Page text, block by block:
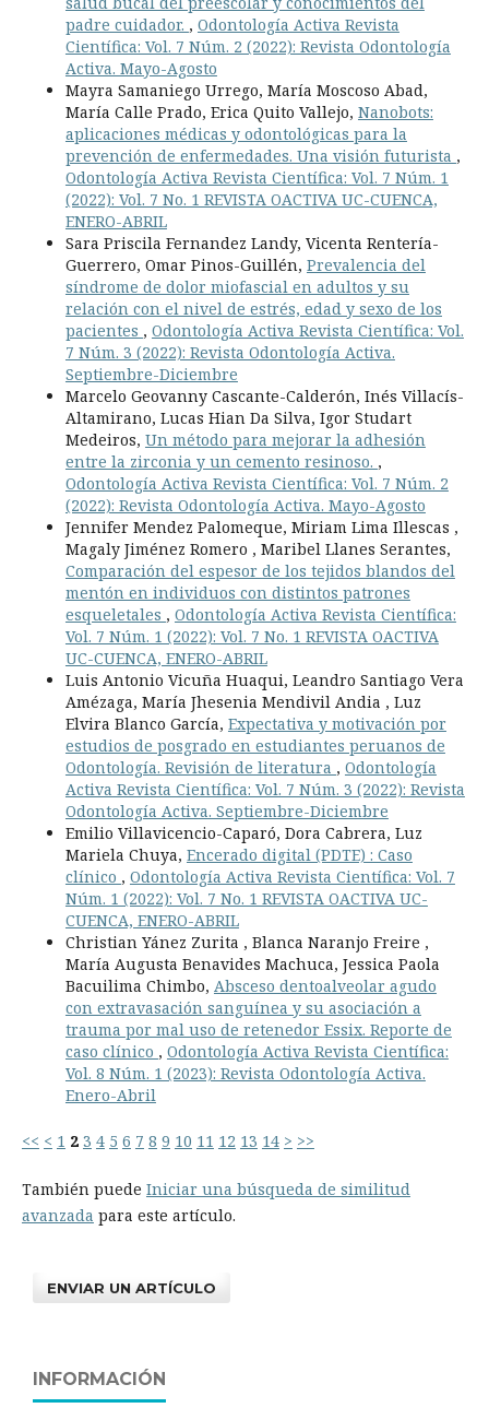
padre cuidador. , Odontología Activa Revista
Científica: Vol. 7 Núm. 2 (2022): Revista Odontología
Activa. Mayo-Agosto
Mayra Samaniego Urrego, María Moscoso Abad,
María Calle Prado, Erica Quito Vallejo, Nanobots:
aplicaciones médicas y odontológicas para la
prevención de enfermedades. Una visión futurista ,
Odontología Activa Revista Científica: Vol. 7 Núm. 1
(2022): Vol. 7 No. 1 REVISTA OACTIVA UC-CUENCA,
ENERO-ABRIL
Sara Priscila Fernandez Landy, Vicenta Rentería-
Guerrero, Omar Pinos-Guillén, Prevalencia del
síndrome de dolor miofascial en adultos y su
relación con el nivel de estrés, edad y sexo de los
pacientes , Odontología Activa Revista Científica: Vol.
7 Núm. 3 (2022): Revista Odontología Activa.
Septiembre-Diciembre
Marcelo Geovanny Cascante-Calderón, Inés Villacís-
Altamirano, Lucas Hian Da Silva, Igor Studart
Medeiros, Un método para mejorar la adhesión
entre la zirconia y un cemento resinoso. ,
Odontología Activa Revista Científica: Vol. 7 Núm. 2
(2022): Revista Odontología Activa. Mayo-Agosto
Jennifer Mendez Palomeque, Miriam Lima Illescas ,
Magaly Jiménez Romero , Maribel Llanes Serantes,
Comparación del espesor de los tejidos blandos del
mentón en individuos con distintos patrones
esqueletales , Odontología Activa Revista Científica:
Vol. 7 Núm. 1 (2022): Vol. 7 No. 1 REVISTA OACTIVA
UC-CUENCA, ENERO-ABRIL
Luis Antonio Vicuña Huaqui, Leandro Santiago Vera
Amézaga, María Jhesenia Mendivil Andia , Luz
Elvira Blanco García, Expectativa y motivación por
estudios de posgrado en estudiantes peruanos de
Odontología. Revisión de literatura , Odontología
Activa Revista Científica: Vol. 7 Núm. 3 (2022): Revista
Odontología Activa. Septiembre-Diciembre
Emilio Villavicencio-Caparó, Dora Cabrera, Luz
Mariela Chuya, Encerado digital (PDTE) : Caso
clínico , Odontología Activa Revista Científica: Vol. 7
Núm. 1 (2022): Vol. 7 No. 1 REVISTA OACTIVA UC-
CUENCA, ENERO-ABRIL
Christian Yánez Zurita , Blanca Naranjo Freire ,
María Augusta Benavides Machuca, Jessica Paola
Bacuilima Chimbo, Absceso dentoalveolar agudo
con extravasación sanguínea y su asociación a
trauma por mal uso de retenedor Essix. Reporte de
caso clínico , Odontología Activa Revista Científica:
Vol. 8 Núm. 1 (2023): Revista Odontología Activa.
Enero-Abril
<< < 1 2 3 4 5 6 7 8 9 10 11 12 13 14 > >>
También puede Iniciar una búsqueda de similitud
avanzada para este artículo.
ENVIAR UN ARTÍCULO
INFORMACIÓN